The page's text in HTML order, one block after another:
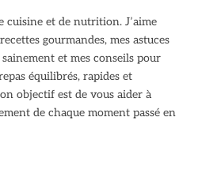
cuisine et de nutrition. J’aime
gourmandes, mes astuces
et mes conseils pour
équilibrés, rapides et
objectif est de vous aider à
de chaque moment passé en